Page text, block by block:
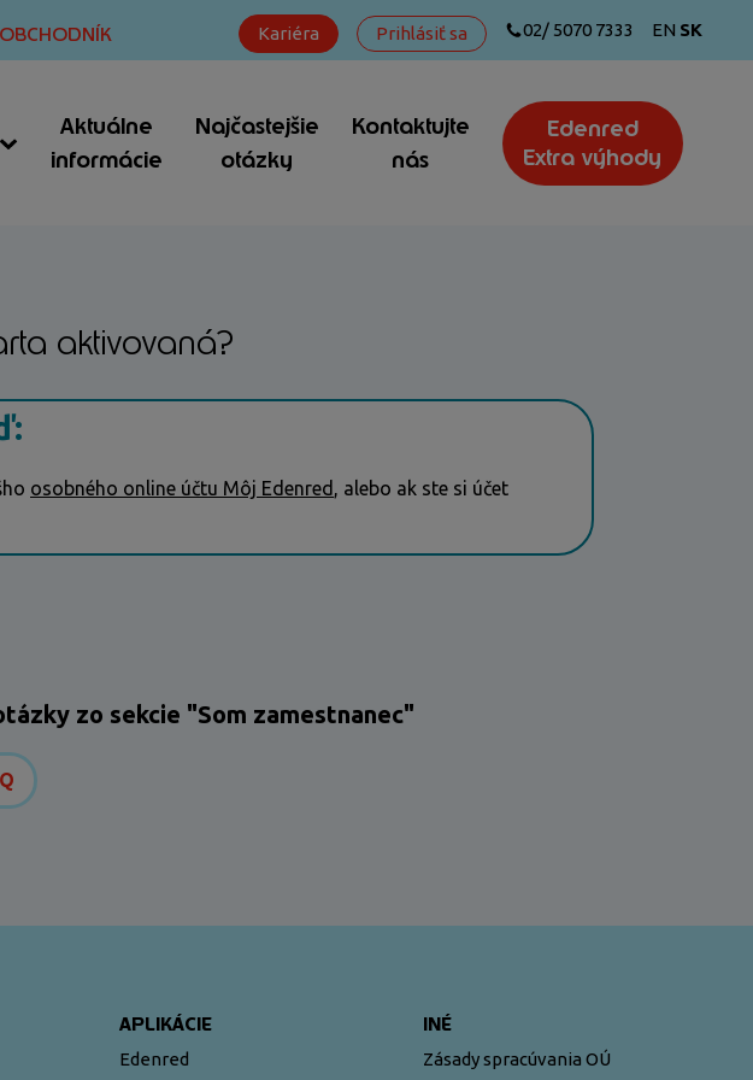
Kariéra Prihlásiť sa 02/ 5070 7333 EN SK
Aktuálne
informácie
Najčastejšie
otázky
Kontaktujte
nás
Edenred
Extra výhody
aktivovaná?
osobného online účtu Môj Edenred , alebo ak ste si účet
zo sekcie "Som zamestnanec"
APLIKÁCIE
Edenred
INÉ
Zásady spracúvania OÚ